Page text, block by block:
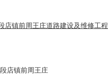
店镇前周王庄道路建设及维修工程
店镇前周王庄